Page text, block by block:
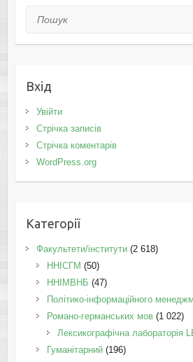
Пошук
Вхід
Увійти
Стрічка записів
Стрічка коментарів
WordPress.org
Категорії
Факультети/інститути(2 618)
ННІСГМ (50)
ННІМВНБ (47)
Політико-інформаційного
Романо-германських мов(1 022)
Лексикографічна лабораторія
Гуманітарний(196)